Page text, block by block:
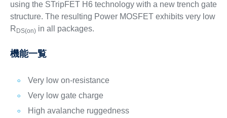
using the STripFET H6 technology with a new trench gate
structure. The resulting Power MOSFET exhibits very low
R DS(on)in all packages.
機能一覧
Very low on-resistance
Very low gate charge
High avalanche ruggedness